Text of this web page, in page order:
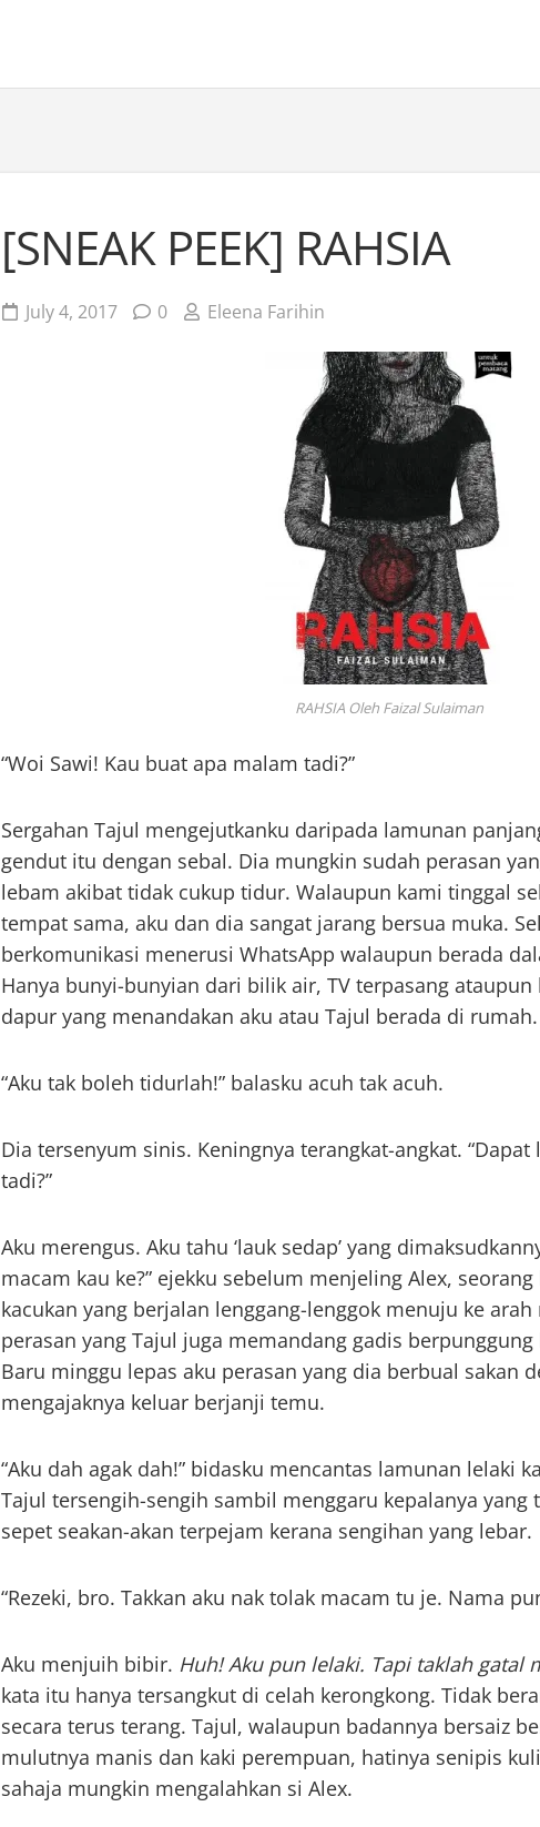
[SNEAK PEEK] RAHSIA
July 4, 2017 0 Eleena Farihin
RAHSIA Oleh Faizal Sulaiman
“Woi Sawi! Kau buat apa malam tadi?”
Sergahan Tajul mengejutkanku daripada lamunan
gendut itu dengan sebal. Dia mungkin sudah perasan
lebam akibat tidak cukup tidur. Walaupun kami tinggal
tempat sama, aku dan dia sangat jarang bersua muka.
berkomunikasi menerusi WhatsApp walaupun berada
Hanya bunyi-bunyian dari bilik air, TV terpasang
dapur yang menandakan aku atau Tajul berada di rumah.
“Aku tak boleh tidurlah!” balasku acuh tak acuh.
Dia tersenyum sinis. Keningnya terangkat-angkat.
tadi?”
Aku merengus. Aku tahu ‘lauk sedap’ yang
macam kau ke?” ejekku sebelum menjeling Alex,
kacukan yang berjalan lenggang-lenggok menuju ke
perasan yang Tajul juga memandang gadis
Baru minggu lepas aku perasan yang dia berbual sakan
mengajaknya keluar berjanji temu.
“Aku dah agak dah!” bidasku mencantas lamunan lelaki
Tajul tersengih-sengih sambil menggaru kepalanya yang
sepet seakan-akan terpejam kerana sengihan yang lebar.
“Rezeki, bro. Takkan aku nak tolak macam tu je. Nama
Aku menjuih bibir. Huh! Aku pun lelaki. Tapi taklah gatal
kata itu hanya tersangkut di celah kerongkong. Tidak
secara terus terang. Tajul, walaupun badannya bersaiz
mulutnya manis dan kaki perempuan, hatinya senipis
sahaja mungkin mengalahkan si Alex.